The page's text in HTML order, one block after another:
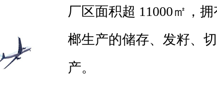
厂区面积超 11000㎡，
榔生产的储存、发籽、
产。